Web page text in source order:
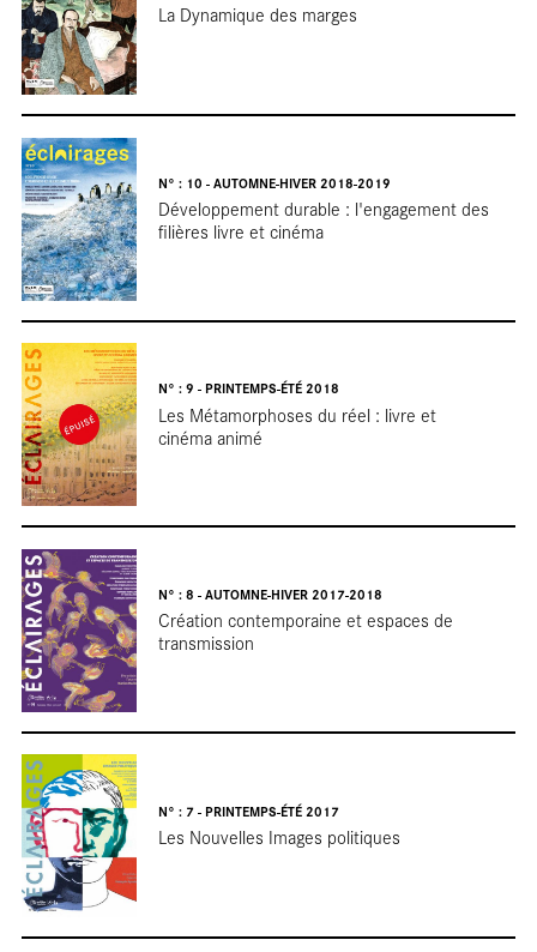
La Dynamique des marges
N° : 10 - AUTOMNE-HIVER 2018-2019
Développement durable : l'engagement des
filières livre et cinéma
N° : 9 - PRINTEMPS-ÉTÉ 2018
Les Métamorphoses du réel : livre et
cinéma animé
N° : 8 - AUTOMNE-HIVER 2017-2018
Création contemporaine et espaces de
transmission
N° : 7 - PRINTEMPS-ÉTÉ 2017
Les Nouvelles Images politiques